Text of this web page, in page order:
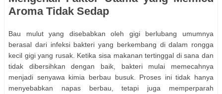
Aroma Tidak Sedap
Bau mulut yang disebabkan oleh gigi berlubang umumnya
berasal dari infeksi bakteri yang berkembang di dalam rongga
kecil gigi yang rusak. Ketika sisa makanan tertinggal di sana dan
tidak dibersihkan dengan baik, bakteri mulai memecahnya
menjadi senyawa kimia berbau busuk. Proses ini tidak hanya
menyebabkan napas berbau, tetapi juga memperparah